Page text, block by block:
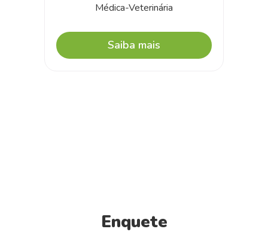
Médica-Veterinária
Saiba mais
Enquete